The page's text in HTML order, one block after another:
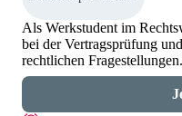
Als Werkstudent im
bei der Vertragsprüfung
rechtlichen